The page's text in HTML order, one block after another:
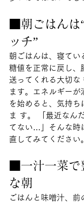
■朝ごはんは
ッチ”
朝ごはんは、寝てい
糖値を正常に戻し、
送ってくれる大切な
ます。エネルギーが
を始めると、気持ち
ま す。 「最近なん
てない…」そんな時
直してみてください。
■一汁一菜で
な朝
ごはんと味噌汁、前